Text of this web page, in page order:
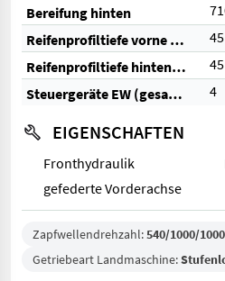
Bereifung hinten
Reifenprofiltiefe vorne (%)
45
Reifenprofiltiefe hinten (%)
45
Steuergeräte EW (gesamt)
4
EIGENSCHAFTEN
Fronthydraulik
gefederte Vorderachse
Zapfwellendrehzahl:540/1000/
Getriebeart Landmaschine: